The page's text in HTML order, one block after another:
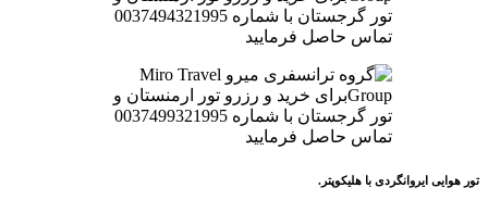
تور هوایی ایروانگردی با هلیکوپتر.